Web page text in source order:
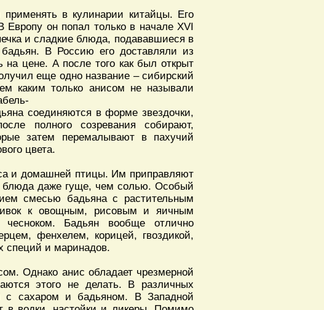
в кулинарии китайцы. Его
он попал только в начале XVI
и сладкие блюда, подававшиеся в
В Россию его доставляли из
на цене. А после того как был открыт
еще одно название – сибирский
каким только анисом не называли
соединяются в форме звездочки,
полного созревания собирают,
затем перемалывают в пахучий
цвета.
и домашней птицы. Им приправляют
блюда даже гуще, чем солью. Особый
смесью бадьяна с растительным
к овощным, рисовым и яичным
Бадьян вообще отлично
фенхелем, корицей, гвоздикой,
специй и маринадов.
Однако анис обладает чрезмерной
этого не делать. В различных
с сахаром и бадьяном. В Западной